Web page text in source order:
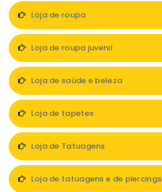
Loja de roupa
Loja de roupa juvenil
Loja de saúde e beleza
Loja de tapetes
Loja de Tatuagens
Loja de tatuagens e de piercings